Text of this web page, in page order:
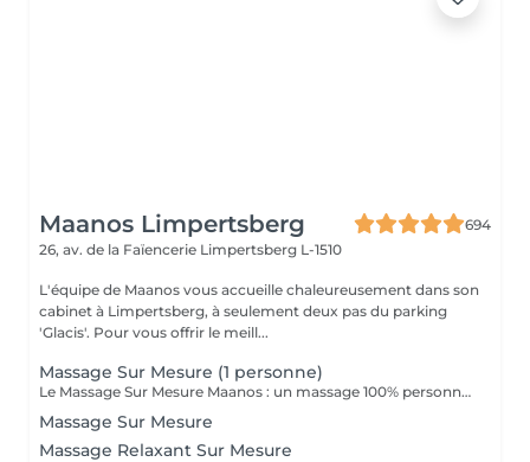
Maanos Limpertsberg
694
26, av. de la Faïencerie Limpertsberg L-1510
L'équipe de Maanos vous accueille chaleureusement dans son
cabinet à Limpertsberg, à seulement deux pas du parking
'Glacis'. Pour vous offrir le meill...
Massage Sur Mesure (1 personne)
Le Massage Sur Mesure Maanos : un massage 100% personnalisé en fonction de vos besoins et de vos envies !
Massage Sur Mesure
Massage Relaxant Sur Mesure